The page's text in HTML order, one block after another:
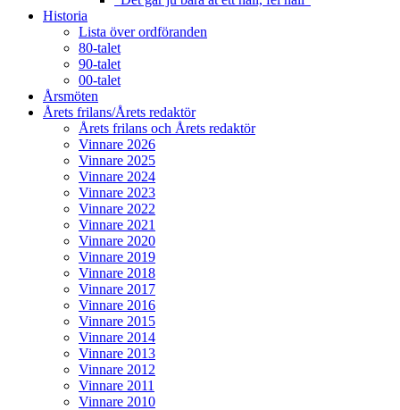
Historia
Lista över ordföranden
80-talet
90-talet
00-talet
Årsmöten
Årets frilans/Årets redaktör
Årets frilans och Årets redaktör
Vinnare 2026
Vinnare 2025
Vinnare 2024
Vinnare 2023
Vinnare 2022
Vinnare 2021
Vinnare 2020
Vinnare 2019
Vinnare 2018
Vinnare 2017
Vinnare 2016
Vinnare 2015
Vinnare 2014
Vinnare 2013
Vinnare 2012
Vinnare 2011
Vinnare 2010